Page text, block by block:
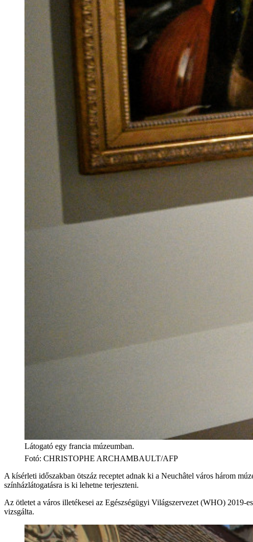
Látogató egy francia múzeumban.
Fotó: CHRISTOPHE ARCHAMBAULT/AFP
A kísérleti időszakban ötszáz receptet adnak ki a Neuchâtel város három
színházlátogatásra is ki lehetne terjeszteni.
Az ötletet a város illetékesei az Egészségügyi Világszervezet (WHO) 2019-
vizsgálta.